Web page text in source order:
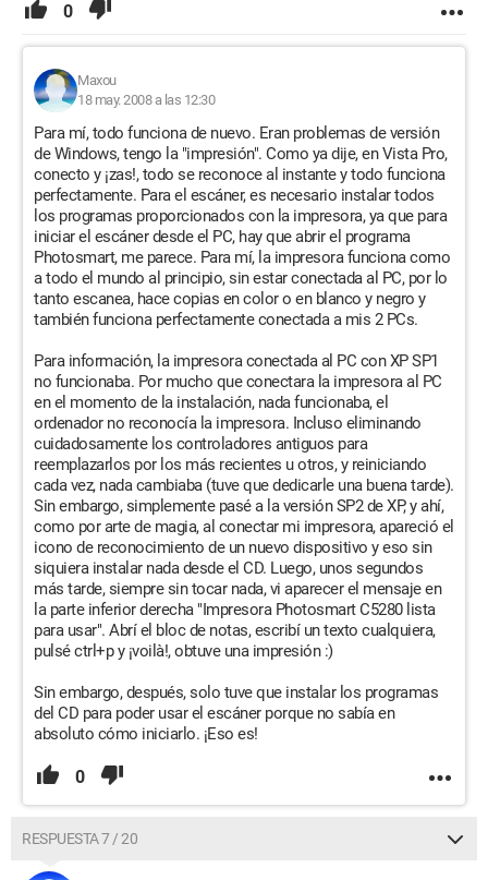
0
Maxou
18 may. 2008 a las 12:30
Para mí, todo funciona de nuevo. Eran problemas de versión
de Windows, tengo la "impresión". Como ya dije, en Vista Pro,
conecto y ¡zas!, todo se reconoce al instante y todo funciona
perfectamente. Para el escáner, es necesario instalar todos
los programas proporcionados con la impresora, ya que para
iniciar el escáner desde el PC, hay que abrir el programa
Photosmart, me parece. Para mí, la impresora funciona como
a todo el mundo al principio, sin estar conectada al PC, por lo
tanto escanea, hace copias en color o en blanco y negro y
también funciona perfectamente conectada a mis 2 PCs.
Para información, la impresora conectada al PC con XP SP1
no funcionaba. Por mucho que conectara la impresora al PC
en el momento de la instalación, nada funcionaba, el
ordenador no reconocía la impresora. Incluso eliminando
cuidadosamente los controladores antiguos para
reemplazarlos por los más recientes u otros, y reiniciando
cada vez, nada cambiaba (tuve que dedicarle una buena tarde).
Sin embargo, simplemente pasé a la versión SP2 de XP, y ahí,
como por arte de magia, al conectar mi impresora, apareció el
icono de reconocimiento de un nuevo dispositivo y eso sin
siquiera instalar nada desde el CD. Luego, unos segundos
más tarde, siempre sin tocar nada, vi aparecer el mensaje en
la parte inferior derecha "Impresora Photosmart C5280 lista
para usar". Abrí el bloc de notas, escribí un texto cualquiera,
pulsé ctrl+p y ¡voilà!, obtuve una impresión :)
Sin embargo, después, solo tuve que instalar los programas
del CD para poder usar el escáner porque no sabía en
absoluto cómo iniciarlo. ¡Eso es!
0
RESPUESTA 7 / 20